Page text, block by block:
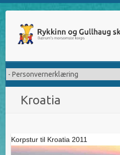
content
Kroatia
Korpstur til Kroatia 2011